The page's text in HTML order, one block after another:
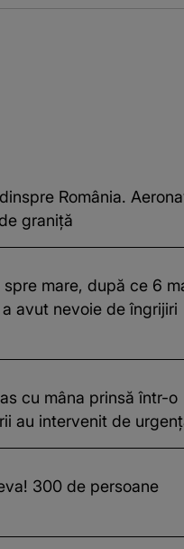
România.
graniță
mare, după ce 6
avut nevoie de îngrijiri
cu mâna prinsă într-o
au intervenit de
300 de persoane